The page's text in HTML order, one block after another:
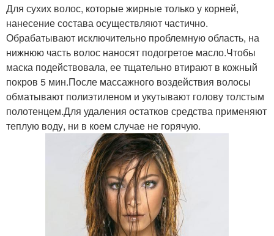
Для сухих волос, которые жирные только у корней,
нанесение состава осуществляют частично.
Обрабатывают исключительно проблемную область, на
нижнюю часть волос наносят подогретое масло.Чтобы
маска подействовала, ее тщательно втирают в кожный
покров 5 мин.После массажного воздействия волосы
обматывают полиэтиленом и укутывают голову толстым
полотенцем.Для удаления остатков средства применяют
теплую воду, ни в коем случае не горячую.